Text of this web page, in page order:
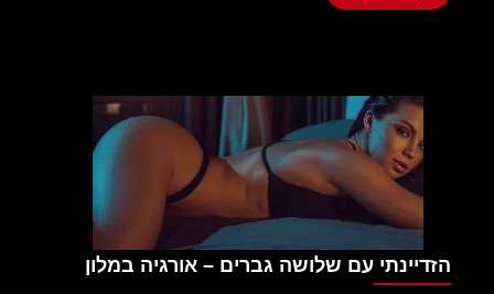
הזדיינתי עם שלושה גברים – אורגיה במלון